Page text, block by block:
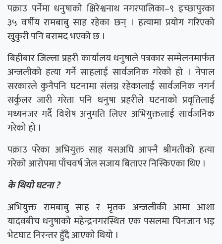
पक्राउ पर्नेमा धनुषाको क्षिरेश्वनाथ नगरपालिका–९ इच्छापुरका
३५ वर्षीय रामबाबु साह रहेका छन् । हत्यामा प्रयोग गरिएको
खुकुरी पनि बरामद भएको छ ।
बिहीबार जिल्ला प्रहरी कार्यालय धनुषाले पत्रकार सम्मेलनमार्फत
अन्जलीको हत्या गर्ने साहलाई सार्वजनिक गरेको हो । नेपाल
सरकारले कुनैपनि घटनामा संलग्न रहेकालाई सार्वजनिक नगर्न
सर्कुलर जारी गरेता पनि धनुषा प्रहरीले घटनाको प्रवृतिलाई
मध्यनजर गर्दै विशेष अनुमति लिएर अभियुक्तलाई सार्वजनिक
गरेको हो ।
पक्राउ परेका अभियुक्त साह यसअघि आफ्नै श्रीमतीको हत्या
गरेको आरोपमा पाँचवर्ष जेल सजाय बिताएर निस्किएका थिए ।
के थियो घटना?
अभियुक्त रामबाबु साह र मृतक अन्जलीकी आमा आशा
यादवबीच धनुषाको महेन्द्रनगरस्थित एक पसलमा चिनजान भइ
भेटघाट निरन्तर हुँदै आएको थियो ।